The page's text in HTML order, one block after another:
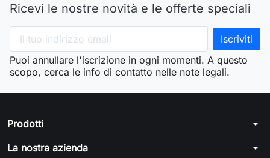
Ricevi le nostre novità e le offerte speciali
Puoi annullare l'iscrizione in ogni momenti. A questo
scopo, cerca le info di contatto nelle note legali.
Prodotti arrow_drop_down
La nostra azienda arrow_drop_down